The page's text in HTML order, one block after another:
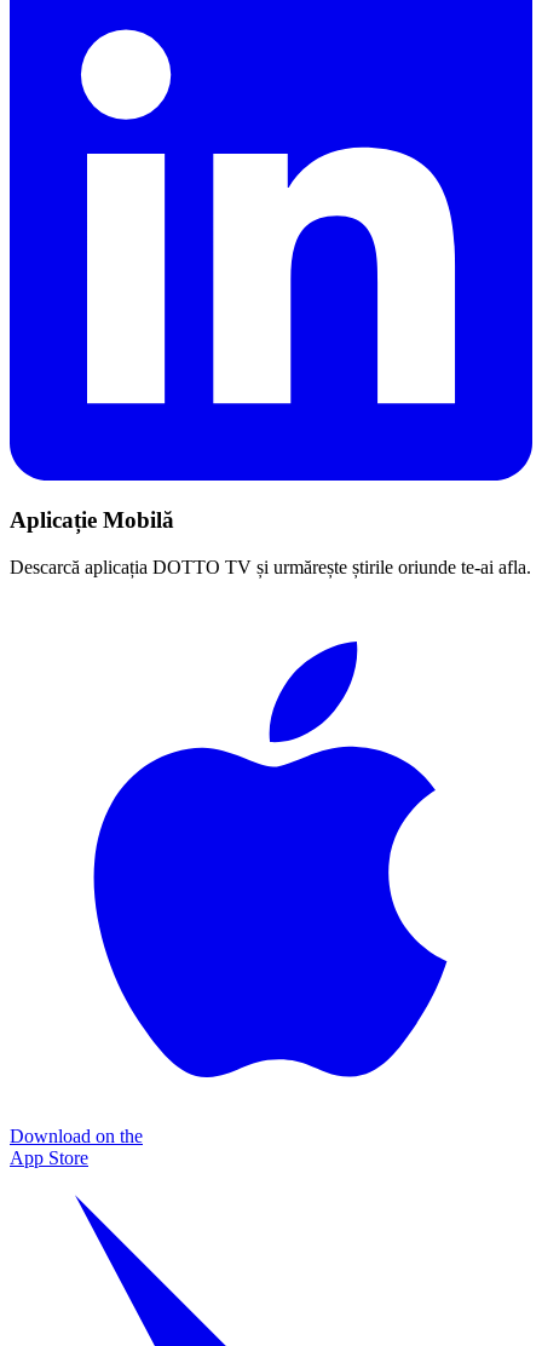
Aplicație Mobilă
Descarcă aplicația DOTTO TV și urmărește știrile oriunde te-ai afla.
Download on the
App Store